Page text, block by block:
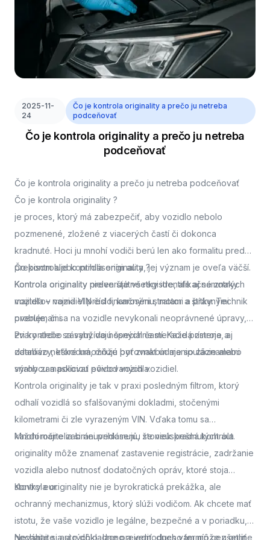
2025-11-
24
Čo je kontrola originality a prečo ju netreba
podceňovať
Čo je kontrola originality a prečo ju netreba
podceňovať
Čo je kontrola originality a prečo ju netreba podceňovať
Čo je kontrola originality ?
je proces, ktorý má zabezpečiť, aby vozidlo nebolo
pozmenené, zložené z viacerých častí či dokonca
kradnuté. Hoci ju mnohí vodiči berú len ako formalitu pred
prepisom alebo prihlásením auta, jej význam je oveľa väčší.
Kontrola originality nielen štátne registre, ale aj samotných
majiteľov vozidiel pred finančnými stratami a právnymi
problémami.
Čo kontroluje kontrola originality ?
Kontrola originality preveruje všetky identifikačné znaky
vozidla – najmä VIN číslo, karosériu, motor a štítky. Technik
overuje, či sa na vozidle nevykonali neoprávnené úpravy,
zvary alebo zásahy do nosných častí. Každá zmena, aj
zdanlivo neškodná, môže byť znakom manipulácie alebo
snahy zamaskovať pôvod vozidla.
Pri kontrole sa využívajú špeciálne meracie prístroje a
databázy, ktoré umožňujú porovnať údaje so záznamami
výrobcu a políciou evidovaných vozidiel.
Kontrola originality je tak v praxi posledným filtrom, ktorý
odhalí vozidlá so sfalšovanými dokladmi, stočenými
kilometrami či zle vyrazeným VIN. Vďaka tomu sa
každoročne zabráni prihláseniu stoviek kradnutých áut.
Mnohí majitelia si neuvedomujú, že neúspešná kontrola
originality môže znamenať zastavenie registrácie, zadržanie
vozidla alebo nutnosť dodatočných opráv, ktoré stoja
stovky eur.
Kontrola originality nie je byrokratická prekážka, ale
ochranný mechanizmus, ktorý slúži vodičom. Ak chcete mať
istotu, že vaše vozidlo je legálne, bezpečné a v poriadku,
nechajte si auto dôkladne preveriť.dnes vám môže ušetriť
Neváhajte asi rýchlo, lacno a jednoducho termín cez online